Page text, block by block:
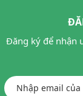
Đăng ký để nhận